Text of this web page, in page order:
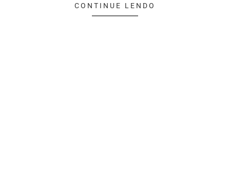
CONTINUE LENDO